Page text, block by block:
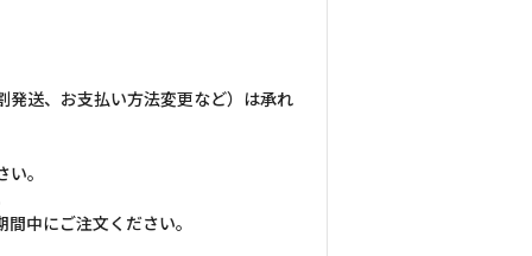
送、お支払い方法変更など）は承れ
。
中にご注文ください。